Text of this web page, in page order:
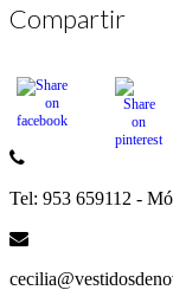
Compartir
Tel: 953 659112 -